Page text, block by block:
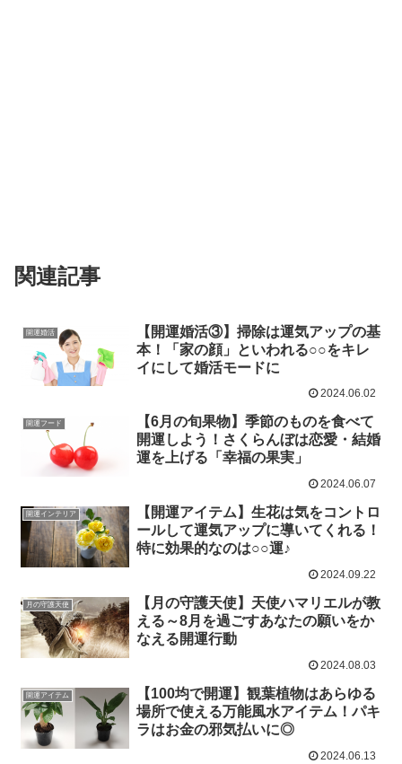
関連記事
開運婚活
【開運婚活③】掃除は運気アップの基
本！「家の顔」といわれる○○をキレ
イにして婚活モードに
2024.06.02
開運フード
【6月の旬果物】季節のものを食べて
開運しよう！さくらんぼは恋愛・結婚
運を上げる「幸福の果実」
2024.06.07
開運インテリア
【開運アイテム】生花は気をコントロ
ールして運気アップに導いてくれる！
特に効果的なのは○○運♪
2024.09.22
月の守護天使
【月の守護天使】天使ハマリエルが教
える～8月を過ごすあなたの願いをか
なえる開運行動
2024.08.03
開運アイテム
【100均で開運】観葉植物はあらゆる
場所で使える万能風水アイテム！パキ
ラはお金の邪気払いに◎
2024.06.13